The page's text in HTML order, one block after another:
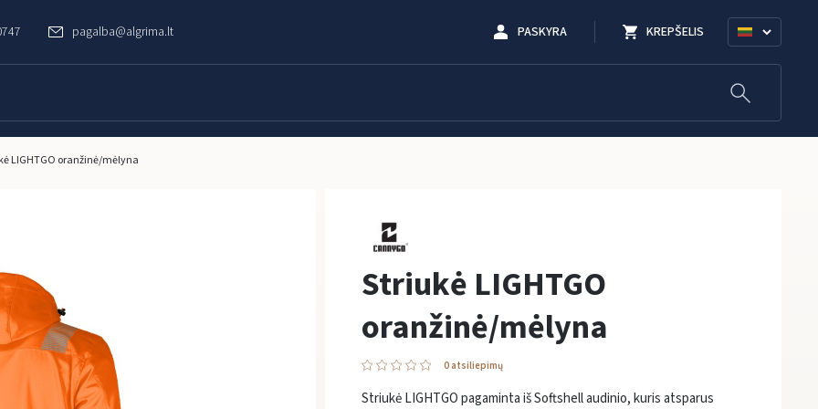
pagalba@algrima.lt PASKYRA KREPŠELIS
LIGHTGO oranžinė/mėlyna
Striukė LIGHTGO
oranžinė/mėlyna
0 atsiliepimų
Striukė LIGHTGO pagaminta iš Softshell audinio, kuris atsparus